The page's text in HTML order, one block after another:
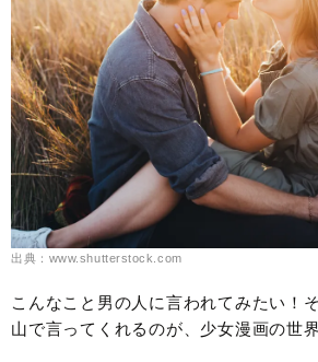
出典：www.shutterstock.com
こんなこと男の人に言われてみたい！
山で言ってくれるのが、少女漫画の世界